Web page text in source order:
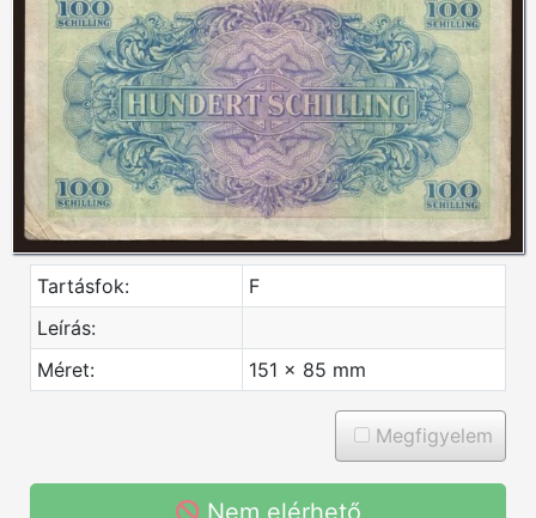
Tartásfok:
F
Leírás:
Méret:
151 x 85 mm
Megfigyelem
Nem elérhető